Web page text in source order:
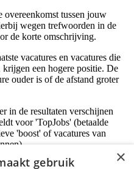
overeenkomst tussen jouw
wegen trefwoorden in de
de korte omschrijving.
vacatures en vacatures die
een hogere positie. De
ouder is of de afstand groter
in de resultaten verschijnen
voor 'TopJobs' (betaalde
'boost' of vacatures van
×
gebruik